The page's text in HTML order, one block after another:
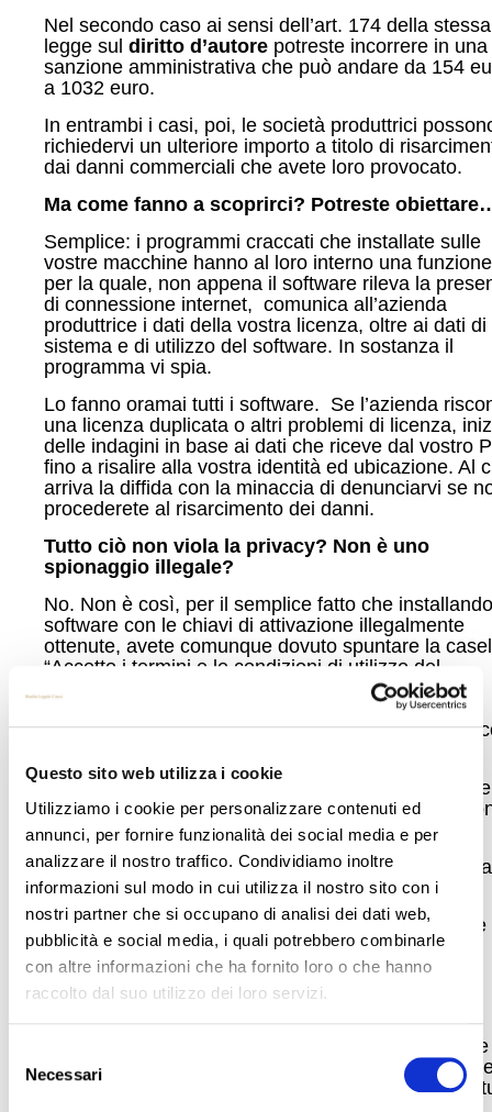
Questo sito web utilizza i cookie
Utilizziamo i cookie per personalizzare contenuti ed
annunci, per fornire funzionalità dei social media e per
analizzare il nostro traffico. Condividiamo inoltre
informazioni sul modo in cui utilizza il nostro sito con i
nostri partner che si occupano di analisi dei dati web,
pubblicità e social media, i quali potrebbero combinarle
con altre informazioni che ha fornito loro o che hanno
raccolto dal suo utilizzo dei loro servizi.
delNecessari
Nel secondo caso ai sensi dell’art. 174 della stessa
legge sul diritto d’autore potreste incorrere in una
sanzione amministrativa che può andare da 154
a 1032 euro.
In entrambi i casi, poi, le società produttrici
richiedervi un ulteriore importo a titolo di
dai danni commerciali che avete loro provocato.
Ma come fanno a scoprirci? Potreste
Semplice: i programmi craccati che installate sulle
vostre macchine hanno al loro interno una funzione
per la quale, non appena il software rileva la
di connessione internet, comunica all’azienda
produttrice i dati della vostra licenza, oltre ai dati di
sistema e di utilizzo del software. In sostanza il
programma vi spia.
Lo fanno oramai tutti i software. Se l’azienda
una licenza duplicata o altri problemi di licenza,
delle indagini in base ai dati che riceve dal vostro
fino a risalire alla vostra identità ed ubicazione. Al
arriva la diffida con la minaccia di denunciarvi se
procederete al risarcimento dei danni.
Tutto ciò non viola la privacy? Non è uno
spionaggio illegale?
No. Non è così, per il semplice fatto che
software con le chiavi di attivazione illegalmente
ottenute, avete comunque dovuto spuntare la
“Accetto i termini e le condizioni di utilizzo del
avete sottoscritto il contratto, dove
autorizzate espressamente l’attivazione di quella
funzionalità automatica che comunica di continuo
Bisogna innanzitutto chiarire che il più delle volte le
aziende non hanno intenzioni “bellicose” ma
a preferire accordi bonari.
Solitamente a fronte del pagamento di una somma
sono disponibili a chiudere la vicenda.
Una considerazione che va fatta è che solitamente
questa tipologia di azioni non viene effettuata sui
software maggiormente diffusi, dove le licenze,
benché costose, si attestano nell’ordine di alcune
Il più delle volte queste azioni nascono su software
molto particolari e con costi di licenza dell’ordine
svariate migliaia di euro ad utente, utilizzati